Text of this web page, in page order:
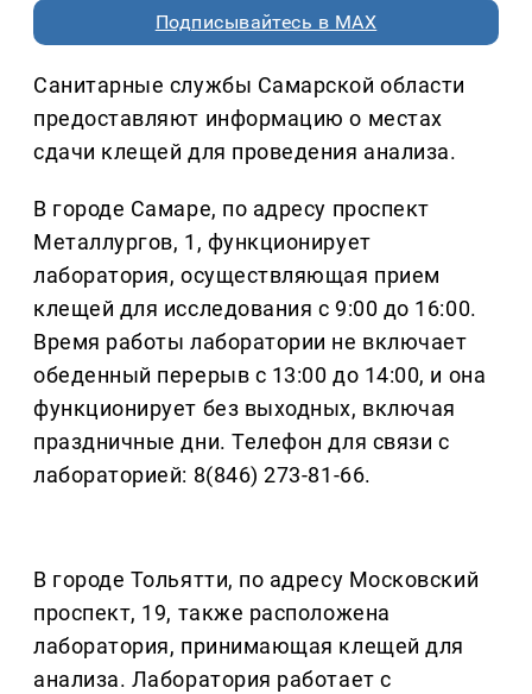
Подписывайтесь в MAX
Санитарные службы Самарской области
предоставляют информацию о местах
сдачи клещей для проведения анализа.
В городе Самаре, по адресу проспект
Металлургов, 1, функционирует
лаборатория, осуществляющая прием
клещей для исследования с 9:00 до 16:00.
Время работы лаборатории не включает
обеденный перерыв с 13:00 до 14:00, и она
функционирует без выходных, включая
праздничные дни. Телефон для связи с
лабораторией: 8(846) 273-81-66.
В городе Тольятти, по адресу Московский
проспект, 19, также расположена
лаборатория, принимающая клещей для
анализа. Лаборатория работает с